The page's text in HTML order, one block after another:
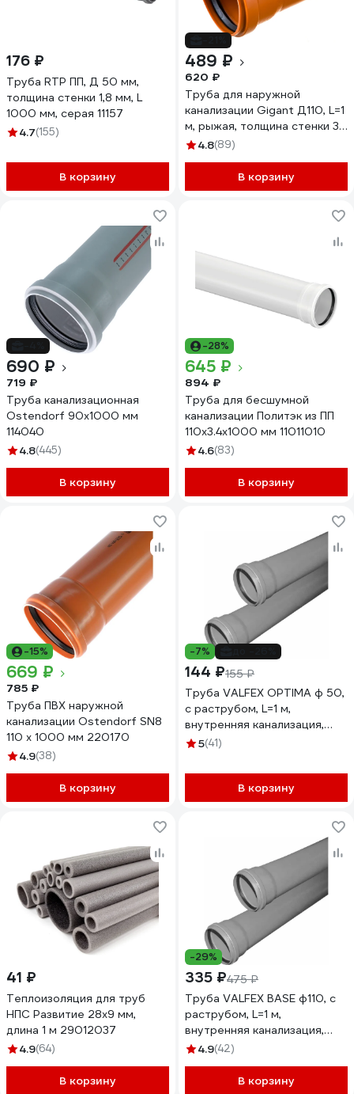
176 ₽
Труба RTP ПП, Д 50 мм,
толщина стенки 1,8 мм, L
1000 мм, серая 11157
4.7(155)
В корзину
489 ₽
620 ₽
Труба для наружной
канализации Gigant Д110, L=1
м, рыжая, толщина стенки 3.4
мм, класс жесткости SN 4
4.8(89)
В корзину
690 ₽
719 ₽
Труба канализационная
Ostendorf 90х1000 мм
114040
4.8(445)
В корзину
-28%
645 ₽
894 ₽
Труба для бесшумной
канализации Политэк из ПП
110х3.4х1000 мм 11011010
4.6(83)
В корзину
-15%
669 ₽
785 ₽
Труба ПВХ наружной
канализации Ostendorf SN8
110 х 1000 мм 220170
4.9(38)
В корзину
-7%
144 ₽155 ₽
Труба VALFEX OPTIMA ф 50,
с раструбом, L=1 м,
внутренняя канализация,
толщина стенки 1.5
5(41)
В корзину
41 ₽
Теплоизоляция для труб
НПС Развитие 28x9 мм,
длина 1 м 29012037
4.9(64)
В корзину
-29%
335 ₽475 ₽
Труба VALFEX BASE ф110, с
раструбом, L=1 м,
внутренняя канализация,
толщина стенки 2.7
4.9(42)
В корзину